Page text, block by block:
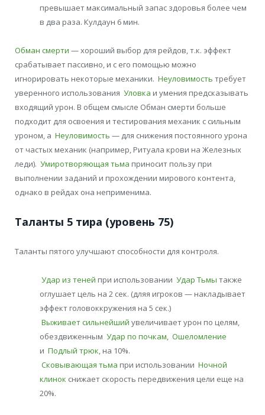
превышает максимальный запас здоровья более чем
в два раза. Кулдаун 6 мин.
Обман смерти — хороший выбор для рейдов, т.к. эффект
срабатывает пассивно, и с его помощью можно
игнорировать некоторые механики. Неуловимость требует
уверенного использования Уловка и умения предсказывать
входящий урон. В общем смысле Обман смерти больше
подходит для освоения и тестирования механик с сильным
уроном, а Неуловимость — для снижения постоянного урона
от частых механик (например, Ритуала крови на Железных
леди). Умиротворяющая тьма приносит пользу при
выполнении заданий и прохождении мирового контента,
однако в рейдах она неприменима.
Таланты 5 тира (уровень 75)
Таланты пятого улучшают способности для контроля.
Удар из теней при использовании Удар Тьмы также
оглушает цель на 2 сек. (дляя игроков — накладывает
эффект головоккружения на 5 сек.)
Выживает сильнейший увеличивает урон по целям,
обездвиженным Удар по почкам, Ошеломление
и Подлый трюк, на 10%.
Сковывающая тьма при использовании Ночной
клинок снижает скорость передвижения цели еще на
20%.